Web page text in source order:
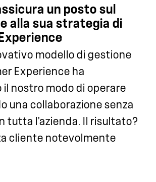
un posto sul
alla sua strategia di
modello di gestione
Experience ha
il nostro modo di operare
una collaborazione senza
tutta l'azienda. Il risultato?
cliente notevolmente